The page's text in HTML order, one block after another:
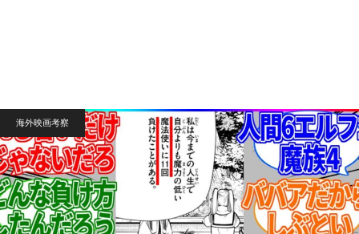
海外映画考察